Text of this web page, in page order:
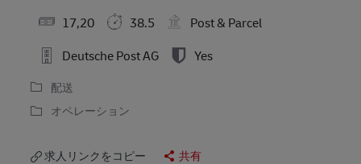
17,20
38.5
Post & Parcel
Deutsche Post AG
Yes
配送
オペレーション
求人リンクをコピー 共有